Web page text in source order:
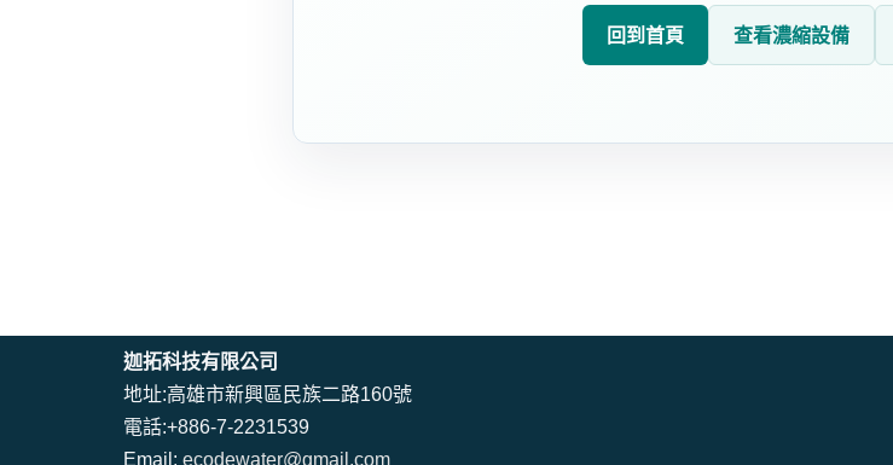
回到首頁 查看濃縮設備
迦拓科技有限公司
地址:高雄市新興區民族二路160號
電話:+886-7-2231539
Email: ecodewater@gmail.com